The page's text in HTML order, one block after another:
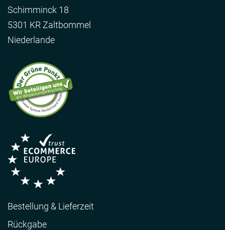
Schimminck 18
5301 KR Zaltbommel
Niederlande
Bestellung & Lieferzeit
Rückgabe